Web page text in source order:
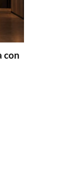
con